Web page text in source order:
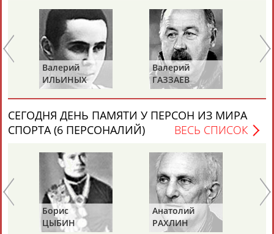
Каримжан
АБДРАХМАНОВ
Аделя
АБДРАХМАНОВА
Андрей
АБДУВАЛИЕВ
Герман
АБДУЛАЕВ
Рамазан
АБДУЛАЕВ
Тагир
АБДУЛАЕВ
Камиль
АБДУЛАЗИЗОВ
Загалав
АБДУЛБЕКОВ
Камалудин
АБДУЛДАУДОВ
Абдула
АБДУЛЖАЛИЛОВ
Магомед
АБДУЛКАГИРОВ
Назир
АБДУЛЛАЕВ
Валерий
ИЛЬИНЫХ
Валерий
ГАЗЗАЕВ
СЕГОДНЯ ДЕНЬ ПАМЯТИ У ПЕРСОН ИЗ МИРА
СПОРТА (6 ПЕРСОНАЛИЙ)
ВЕСЬ СПИСОК
Борис
ЦЫБИН
Анатолий
РАХЛИН